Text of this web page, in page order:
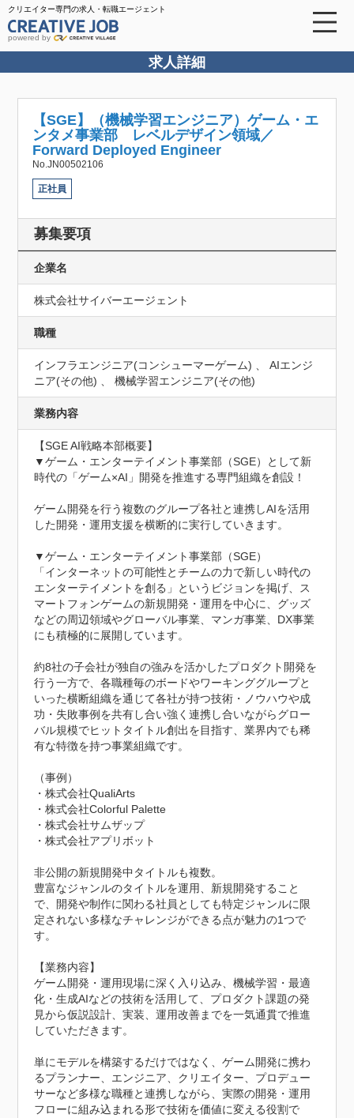
クリエイター専門の求人・転職エージェント
powered by
求人詳細
【SGE】（機械学習エンジニア）ゲーム・エ
ンタメ事業部 レベルデザイン領域／
Forward Deployed Engineer
No.JN00502106
正社員
募集要項
企業名
株式会社サイバーエージェント
職種
インフラエンジニア(コンシューマーゲーム) 、 AIエンジ
ニア(その他) 、 機械学習エンジニア(その他)
業務内容
【SGE AI戦略本部概要】
▼ゲーム・エンターテイメント事業部（SGE）として新
時代の「ゲーム×AI」開発を推進する専門組織を創設！
ゲーム開発を行う複数のグループ各社と連携しAIを活用
した開発・運用支援を横断的に実行していきます。
▼ゲーム・エンターテイメント事業部（SGE）
「インターネットの可能性とチームの力で新しい時代の
エンターテイメントを創る」というビジョンを掲げ、ス
マートフォンゲームの新規開発・運用を中心に、グッズ
などの周辺領域やグローバル事業、マンガ事業、DX事業
にも積極的に展開しています。
約8社の子会社が独自の強みを活かしたプロダクト開発を
行う一方で、各職種毎のボードやワーキンググループと
いった横断組織を通じて各社が持つ技術・ノウハウや成
功・失敗事例を共有し合い強く連携し合いながらグロー
バル規模でヒットタイトル創出を目指す、業界内でも稀
有な特徴を持つ事業組織です。
（事例）
・株式会社QualiArts
・株式会社Colorful Palette
・株式会社サムザップ
・株式会社アプリボット
非公開の新規開発中タイトルも複数。
豊富なジャンルのタイトルを運用、新規開発すること
で、開発や制作に関わる社員としても特定ジャンルに限
定されない多様なチャレンジができる点が魅力の1つで
す。
【業務内容】
ゲーム開発・運用現場に深く入り込み、機械学習・最適
化・生成AIなどの技術を活用して、プロダクト課題の発
見から仮説設計、実装、運用改善までを一気通貫で推進
していただきます。
単にモデルを構築するだけではなく、ゲーム開発に携わ
るプランナー、エンジニア、クリエイター、プロデュー
サーなど多様な職種と連携しながら、実際の開発・運用
フローに組み込まれる形で技術を価値に変える役割で